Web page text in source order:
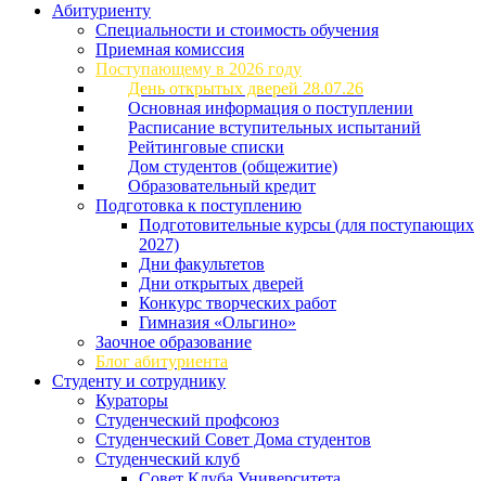
Абитуриенту
Специальности и стоимость обучения
Приемная комиссия
Поступающему в 2026 году
День открытых дверей 28.07.26
Основная информация о поступлении
Расписание вступительных испытаний
Рейтинговые списки
Дом студентов (общежитие)
Образовательный кредит
Подготовка к поступлению
Подготовительные курсы (для поступающих
2027)
Дни факультетов
Дни открытых дверей
Конкурс творческих работ
Гимназия «Ольгино»
Заочное образование
Блог абитуриента
Студенту и сотруднику
Кураторы
Студенческий профсоюз
Студенческий Совет Дома студентов
Студенческий клуб